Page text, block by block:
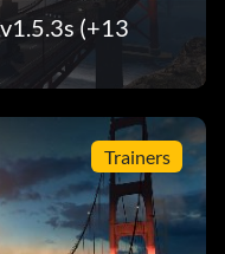
(+13
Trainers